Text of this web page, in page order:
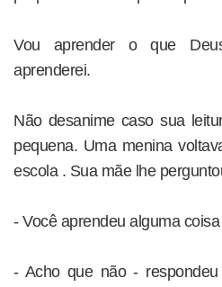
Vou aprender o que
aprenderei.
Não desanime caso sua
pequena. Uma menina
escola . Sua mãe lhe
- Você aprendeu alguma
- Acho que não -